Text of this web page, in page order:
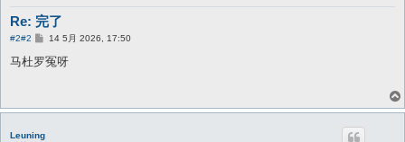
Re: 完了
#2#2
帖14 5月 2026, 17:50
马杜罗冤呀
Leuning